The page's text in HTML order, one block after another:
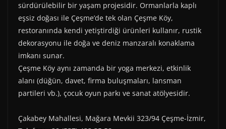
sürdürülebilir bir yaşam projesidir. Ormanlarla kaplı
eşsiz doğası ile Çeşme’de tek olan Çeşme Köy,
restoranında kendi yetiştirdiği ürünleri kullanır, rustik
dekorasyonu ile doğa ve deniz manzaralı konaklama
imkanı sunar.
Çeşme Köy aynı zamanda bir yoga merkezi, etkinlik
alanı (düğün, davet, firma buluşmaları, lansman
partileri vb.), çocuk oyun parkı ve sanat atölyesidir.
Çakabey Mahallesi, Mağara Mevkii 323/94 Çeşme-İzmir,